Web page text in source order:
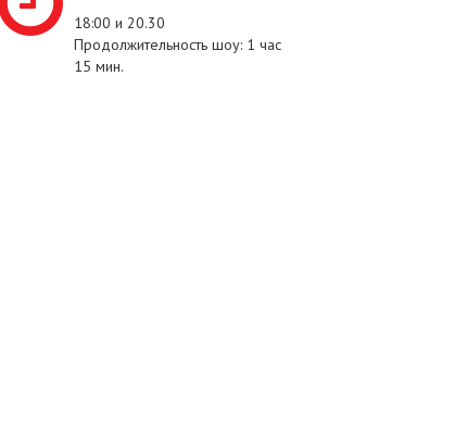
18:00 и 20.30
Продолжительность шоу: 1 час
15 мин.